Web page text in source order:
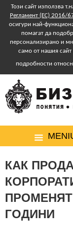
Този сайт използва
Регламент (ЕС) 2016/
осигури най-
помагат да
персонализирано и
само от нашия
подробности
КАК
ГОДИНИ